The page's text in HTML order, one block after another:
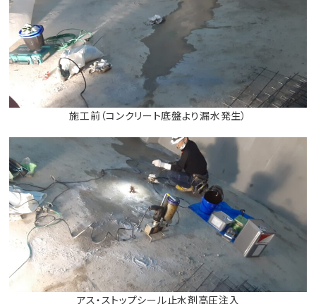
施工前（コンクリート底盤より漏水発生）
アス・ストップシール止水剤高圧注入